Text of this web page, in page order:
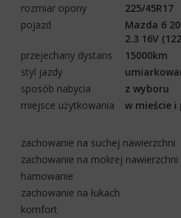
rozmiar opony
225/45R17
pojazd
Mazda 6
2.3 16V
przejechany dystans
15000km
styl jazdy
sposób nabycia
z wyboru
miejsce użytkowania
w mieście
zachowanie na suchej nawierzchni
zachowanie na mokrej nawierzchni
hamowanie
zachowanie na łukach
komfort